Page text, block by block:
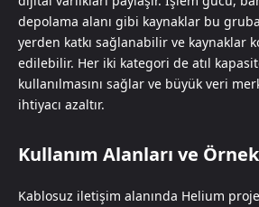
depolama alanı gibi kaynaklar bu
yerden katkı sağlanabilir ve kaynaklar
edilebilir. Her iki kategori de atıl
kullanılmasını sağlar ve büyük veri
ihtiyacı azaltır.
Kullanım Alanları ve
Kablosuz iletişim alanında Helium